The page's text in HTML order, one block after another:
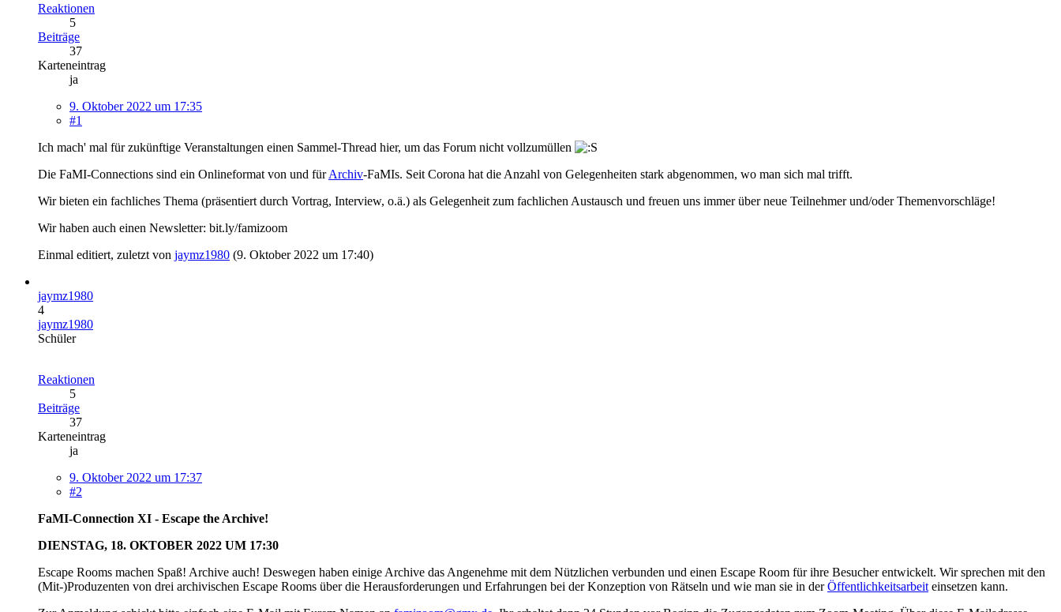
Reaktionen
5
Beiträge
37
Karteneintrag
ja
9. Oktober 2022 um 17:35
#1
Ich mach' mal für zukünftige Veranstaltungen einen Sammel-Thread hier, um das Forum nicht vollzumüllen
Die FaMI-Connections sind ein Onlineformat von und fürArchiv-FaMIs. Seit Corona hat die Anzahl von Gelegenheiten stark abgenommen, wo man sich mal trifft.
Wir bieten ein fachliches Thema (präsentiert durch Vortrag, Interview, o.ä.) als Gelegenheit zum fachlichen Austausch und freuen uns immer über neue Teilnehmer und/oder Themenvorschläge!
Wir haben auch einen Newsletter: bit.ly/famizoom
Einmal editiert, zuletzt von jaymz1980 (9. Oktober 2022 um 17:40)
jaymz1980
4
jaymz1980
Schüler
Reaktionen
5
Beiträge
37
Karteneintrag
ja
9. Oktober 2022 um 17:37
#2
FaMI-Connection XI - Escape the Archive!
DIENSTAG, 18. OKTOBER 2022 UM 17:30
Escape Rooms machen Spaß! Archive auch! Deswegen haben einige Archive das Angenehme mit dem Nützlichen verbunden und einen Escape Room für ihre Besucher entwickelt. Wir sprechen mit den
(Mit-)Produzenten von drei archivischen Escape Rooms über die Herausforderungen und Erfahrungen bei der Konzeption von Rätseln und wie man sie in derÖffentlichkeitsarbeit einsetzen kann.